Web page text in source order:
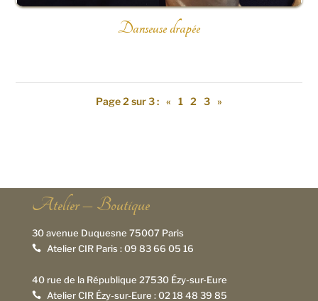
Danseuse drapée
Page 2 sur 3 : « 1 2 3 »
Atelier – Boutique
30 avenue Duquesne 75007 Paris
 Atelier CIR Paris :09 83 66 05 16
40 rue de la République 27530 Ézy-sur-Eure
 Atelier CIR Ézy-sur-Eure :02 18 48 39 85